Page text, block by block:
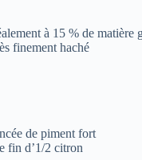
à 15 % de matière
finement haché
de piment fort
fin d’1/2 citron